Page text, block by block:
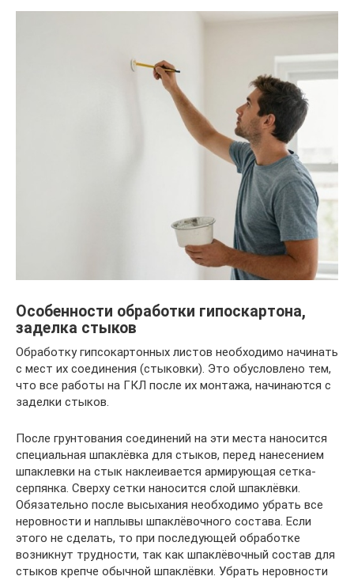
Особенности обработки гипоскартона,
заделка стыков
Обработку гипсокартонных листов необходимо начинать
с мест их соединения (стыковки). Это обусловлено тем,
что все работы на ГКЛ после их монтажа, начинаются с
заделки стыков.
После грунтования соединений на эти места наносится
специальная шпаклёвка для стыков, перед нанесением
шпаклевки на стык наклеивается армирующая сетка-
серпянка. Сверху сетки наносится слой шпаклёвки.
Обязательно после высыхания необходимо убрать все
неровности и наплывы шпаклёвочного состава. Если
этого не сделать, то при последующей обработке
возникнут трудности, так как шпаклёвочный состав для
стыков крепче обычной шпаклёвки. Убрать неровности